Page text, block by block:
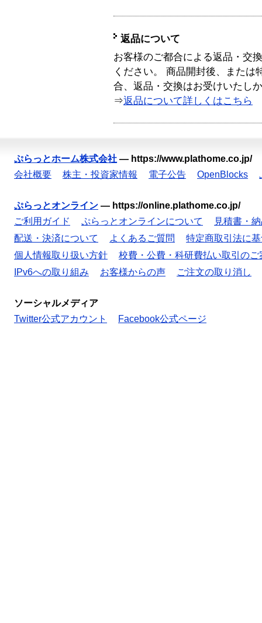
返品について
お客様のご都合による返品・交
ください。 商品開封後、または
合、返品・交換はお受けいたし
⇒返品について詳しくはこちら
ぷらっとホーム株式会社 — https://www.plathome.co.jp/
会社概要
株主・投資家情報 電子公告 OpenBlocks
ぷらっとオンライン — https://online.plathome.co.jp/
ご利用ガイド
ぷらっとオンラインについて
見積書・
配送・決済について
よくあるご質問
特定商取引法に
個人情報取り扱い方針
校費・公費・科研費払い取引のご
IPv6への取り組み
お客様からの声 ご注文の取り消し
ソーシャルメディア
Twitter公式アカウント
Facebook公式ページ